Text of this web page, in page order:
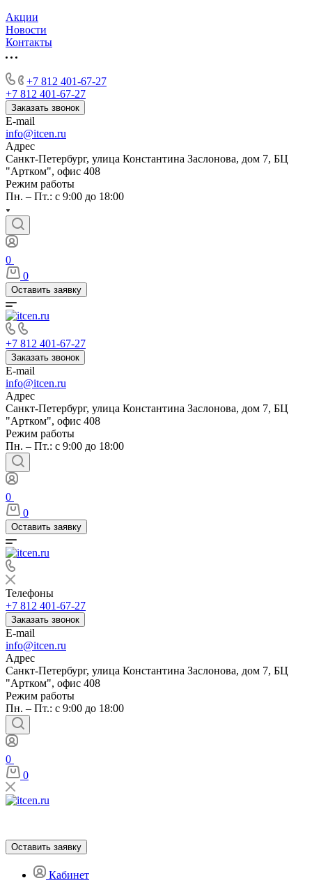
Акции
Новости
Контакты
+7 812 401-67-27
+7 812 401-67-27
Заказать звонок
E-mail
info@itcen.ru
Адрес
Санкт-Петербург, улица Константина Заслонова, дом 7, БЦ
"Артком", офис 408
Режим работы
Пн. – Пт.: с 9:00 до 18:00
0
0
Оставить заявку
+7 812 401-67-27
Заказать звонок
E-mail
info@itcen.ru
Адрес
Санкт-Петербург, улица Константина Заслонова, дом 7, БЦ
"Артком", офис 408
Режим работы
Пн. – Пт.: с 9:00 до 18:00
0
0
Оставить заявку
Телефоны
+7 812 401-67-27
Заказать звонок
E-mail
info@itcen.ru
Адрес
Санкт-Петербург, улица Константина Заслонова, дом 7, БЦ
"Артком", офис 408
Режим работы
Пн. – Пт.: с 9:00 до 18:00
0
0
Оставить заявку
Кабинет